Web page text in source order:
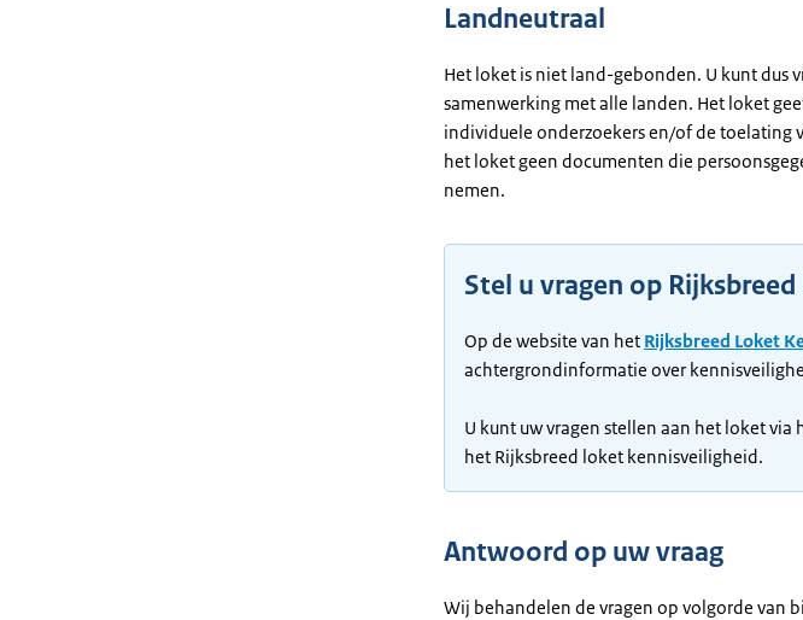
Landneutraal
Het loket is niet land-gebonden. U kunt dus
samenwerking met alle landen. Het loket
individuele onderzoekers en/of de
het loket geen documenten die
nemen.
Stel u vragen op
Op de website van het Rijksbreed Loket
achtergrondinformatie over
U kunt uw vragen stellen aan het loket via
het Rijksbreed loket kennisveiligheid.
Antwoord op uw vraag
Wij behandelen de vragen op volgorde van